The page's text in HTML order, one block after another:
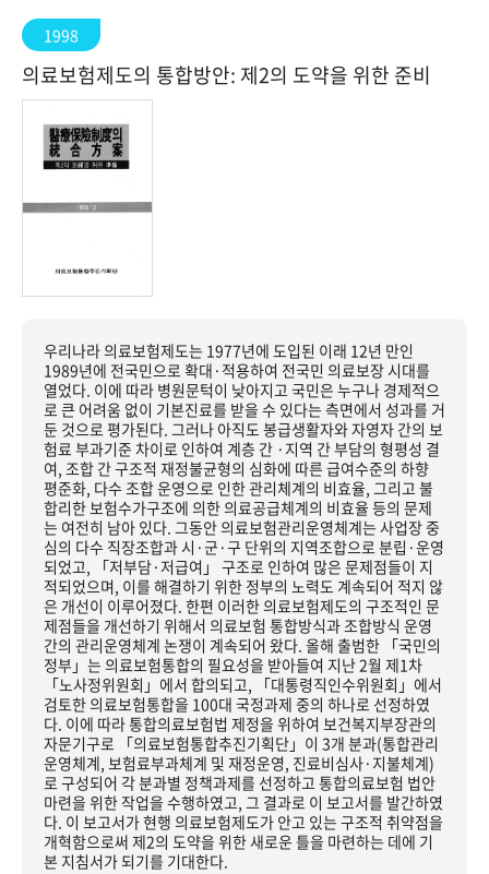
1998
의료보험제도의 통합방안: 제2의 도약을 위한 준비
우리나라 의료보험제도는 1977년에 도입된 이래 12년 만인
1989년에 전국민으로 확대·적용하여 전국민 의료보장 시대를
열었다. 이에 따라 병원문턱이 낮아지고 국민은 누구나 경제적으
로 큰 어려움 없이 기본진료를 받을 수 있다는 측면에서 성과를 거
둔 것으로 평가된다. 그러나 아직도 봉급생활자와 자영자 간의 보
험료 부과기준 차이로 인하여 계층 간 ·지역 간 부담의 형평성 결
여, 조합 간 구조적 재정불균형의 심화에 따른 급여수준의 하향
평준화, 다수 조합 운영으로 인한 관리체계의 비효율, 그리고 불
합리한 보험수가구조에 의한 의료공급체계의 비효율 등의 문제
는 여전히 남아 있다. 그동안 의료보험관리운영체계는 사업장 중
심의 다수 직장조합과 시·군·구 단위의 지역조합으로 분립·운영
되었고, 「저부담·저급여」 구조로 인하여 많은 문제점들이 지
적되었으며, 이를 해결하기 위한 정부의 노력도 계속되어 적지 않
은 개선이 이루어졌다. 한편 이러한 의료보험제도의 구조적인 문
제점들을 개선하기 위해서 의료보험 통합방식과 조합방식 운영
간의 관리운영체계 논쟁이 계속되어 왔다. 올해 출범한 「국민의
정부」는 의료보험통합의 필요성을 받아들여 지난 2월 제1차
「노사정위원회」에서 합의되고, 「대통령직인수위원회」에서
검토한 의료보험통합을 100대 국정과제 중의 하나로 선정하였
다. 이에 따라 통합의료보험법 제정을 위하여 보건복지부장관의
자문기구로 「의료보험통합추진기획단」이 3개 분과(통합관리
운영체계, 보험료부과체계 및 재정운영, 진료비심사·지불체계)
로 구성되어 각 분과별 정책과제를 선정하고 통합의료보험 법안
마련을 위한 작업을 수행하였고, 그 결과로 이 보고서를 발간하였
다. 이 보고서가 현행 의료보험제도가 안고 있는 구조적 취약점을
개혁함으로써 제2의 도약을 위한 새로운 틀을 마련하는 데에 기
본 지침서가 되기를 기대한다.